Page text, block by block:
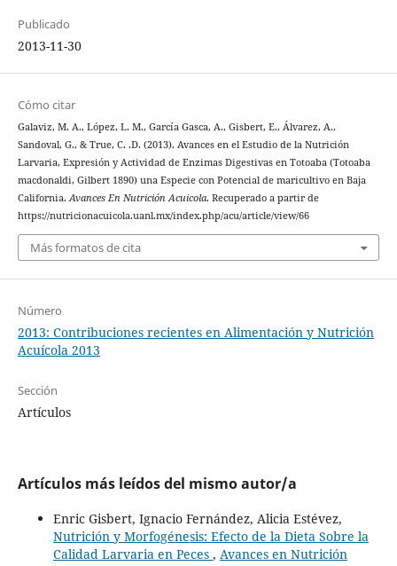
Publicado
2013-11-30
Cómo citar
Galaviz, M. A., López, L. M., García Gasca, A., Gisbert, E., Álvarez, A.,
Sandoval, G., & True, C. .D. (2013). Avances en el Estudio de la Nutrición
Larvaria, Expresión y Actividad de Enzimas Digestivas en Totoaba (Totoaba
macdonaldi, Gilbert 1890) una Especie con Potencial de maricultivo en Baja
California.Avances En Nutrición Acuicola. Recuperado a partir de
https://nutricionacuicola.uanl.mx/index.php/acu/article/view/66
Más formatos de cita
Número
2013: Contribuciones recientes en Alimentación y Nutrición
Acuícola 2013
Sección
Artículos
Artículos más leídos del mismo autor/a
Enric Gisbert, Ignacio Fernández, Alicia Estévez,
Nutrición y Morfogénesis: Efecto de la Dieta Sobre la
Calidad Larvaria en Peces , Avances en Nutrición